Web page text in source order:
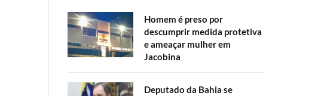
Homem é preso por
descumprir medida protetiva
e ameaçar mulher em
Jacobina
Deputado da Bahia se